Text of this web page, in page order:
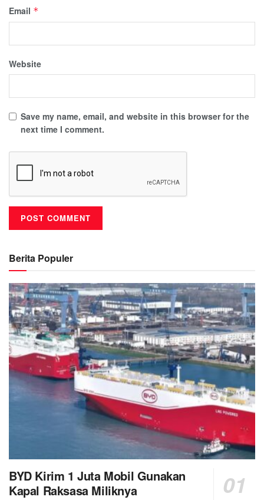
Email *
Website
Save my name, email, and website in this browser for the
next time I comment.
Berita Populer
BYD Kirim 1 Juta Mobil Gunakan
Kapal Raksasa Miliknya